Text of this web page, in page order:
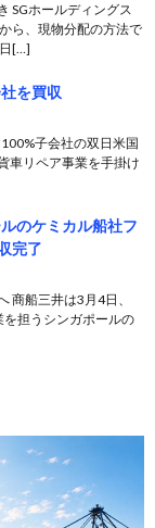
SGホールディングス
ら、現物分配の方法で
[…]
を買収
子会社の双日米国
車リペア事業を手掛け
のケミカル船社フ
完了
商船三井は3月4日、
担うシンガポールの